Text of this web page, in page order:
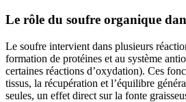
Le rôle du soufre organique
Le soufre intervient dans plusieurs
formation de protéines et au système
certaines réactions d’oxydation). Ces
tissus, la récupération et l’équilibre
seules, un effet direct sur la fonte